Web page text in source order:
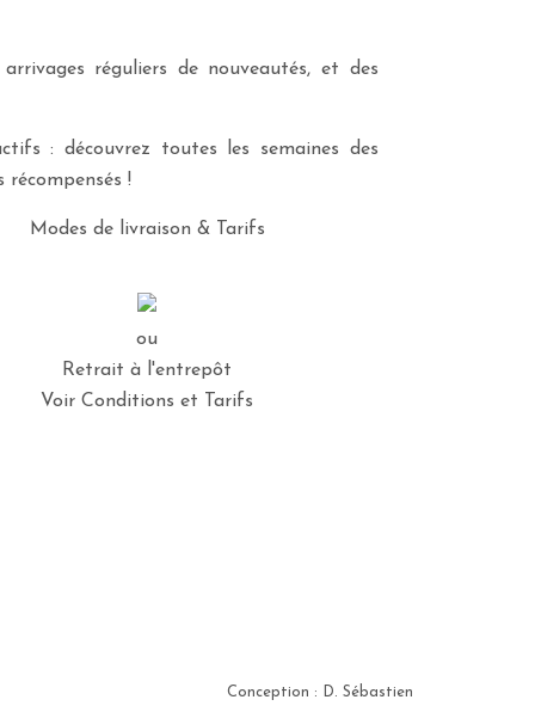
réguliers de nouveautés, et des
: découvrez toutes les semaines des
!
Modes de livraison & Tarifs
ou
Retrait à l'entrepôt
Voir Conditions et Tarifs
Conception : D. Sébastien